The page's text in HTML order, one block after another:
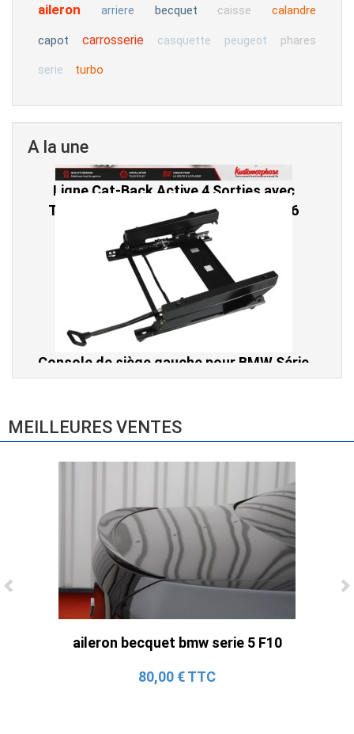
aileron arriere becquet caisse calandre
capot carrosserie casquette peugeot phares
serie turbo
A la une
Ligne Cat-Back Active 4 Sorties avec
(2015-2023)
2 690,00 € TTC
Console de siège gauche pour BMW Série
3 E46 (hors Cabriolet et CSL) et BMW X3
E83 (2004-2010)
MEILLEURES VENTES
aileron becquet bmw serie 5 F10
80,00 € TTC